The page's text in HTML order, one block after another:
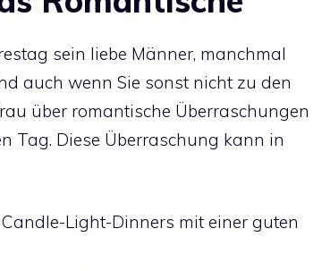
sein liebe Männer, manchmal
auch wenn Sie sonst nicht zu den
über romantische Überraschungen
Tag. Diese Überraschung kann in
Light-Dinners mit einer guten